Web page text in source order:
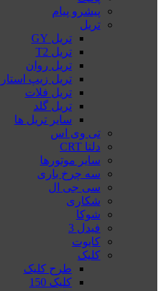
پیشرو پیام
تریل
تریل GY
تریل T2
تریل روان
تریل زیپ استار
تریل فلات
تریل گلد
سایر تریل ها
تی وی اس
دلتا CRT
سایر موتورها
سه چرخ باری
سی جی ال
شکاری
شوکا
فیدل 3
کایوت
کلیک
طرح کلیک
کلیک 150